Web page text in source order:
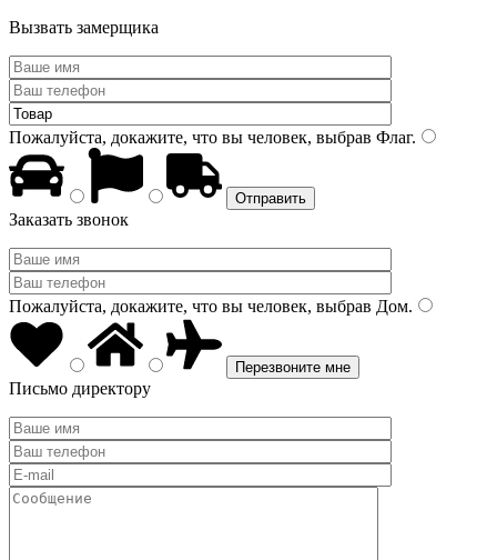
Вызвать замерщика
Пожалуйста, докажите, что вы человек, выбрав Флаг.
Заказать звонок
Пожалуйста, докажите, что вы человек, выбрав Дом.
Письмо директору